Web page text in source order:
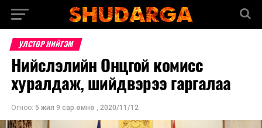
УЛСТӨР НИЙГЭМ
Нийслэлийн Онцгой комисс
хуралдаж, шийдвэрээ гаргалаа
Огноо: 5 жил 9 сар.өмнө , 2020/11/12